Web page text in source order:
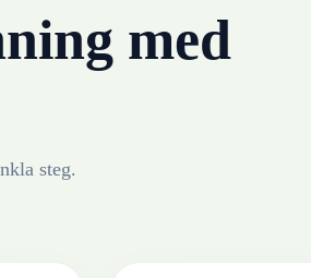
med
steg.